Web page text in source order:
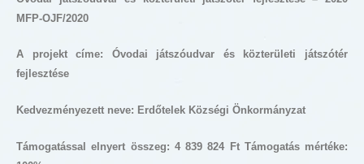
MFP-OJF/2020
A projekt címe: Óvodai játszóudvar és közterületi játszótér
fejlesztése
Kedvezményezett neve: Erdőtelek Községi Önkormányzat
Támogatással elnyert összeg: 4 839 824 Ft Támogatás mértéke: